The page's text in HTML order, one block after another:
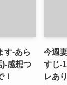
す-あら
感想つ
今週
すじ-
レあ